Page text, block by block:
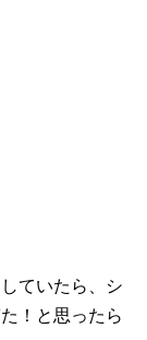
ていたら、シ
！と思ったら